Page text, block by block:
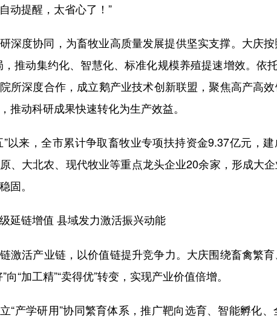
动提醒，太省心了！”
度协同，为畜牧业高质量发展提供坚实支撑。大庆按
，推动集约化、智慧化、标准化规模养殖提速增效。依
所深度合作，成立鹅产业技术创新联盟，聚焦高产高
推动科研成果快速转化为生产效益。
来，全市累计争取畜牧业专项扶持资金9.37亿元，
、大北农、现代牧业等重点龙头企业20余家，形成大
固。
延链增值 县域发力激活振兴动能
活产业链，以价值链提升竞争力。大庆围绕畜禽繁
向“加工精”“卖得优”转变，实现产业价值倍增。
产学研用”协同繁育体系，推广靶向选育、智能孵化